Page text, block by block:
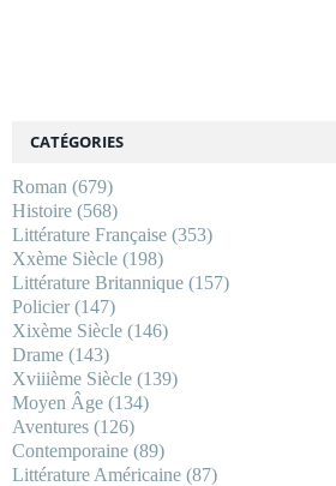
CATÉGORIES
Roman (679)
Histoire (568)
Littérature Française (353)
Xxème Siècle (198)
Littérature Britannique (157)
Policier(147)
Xixème Siècle (146)
Drame (143)
Xviiième Siècle (139)
Moyen Âge (134)
Aventures (126)
Contemporaine (89)
Littérature Américaine (87)